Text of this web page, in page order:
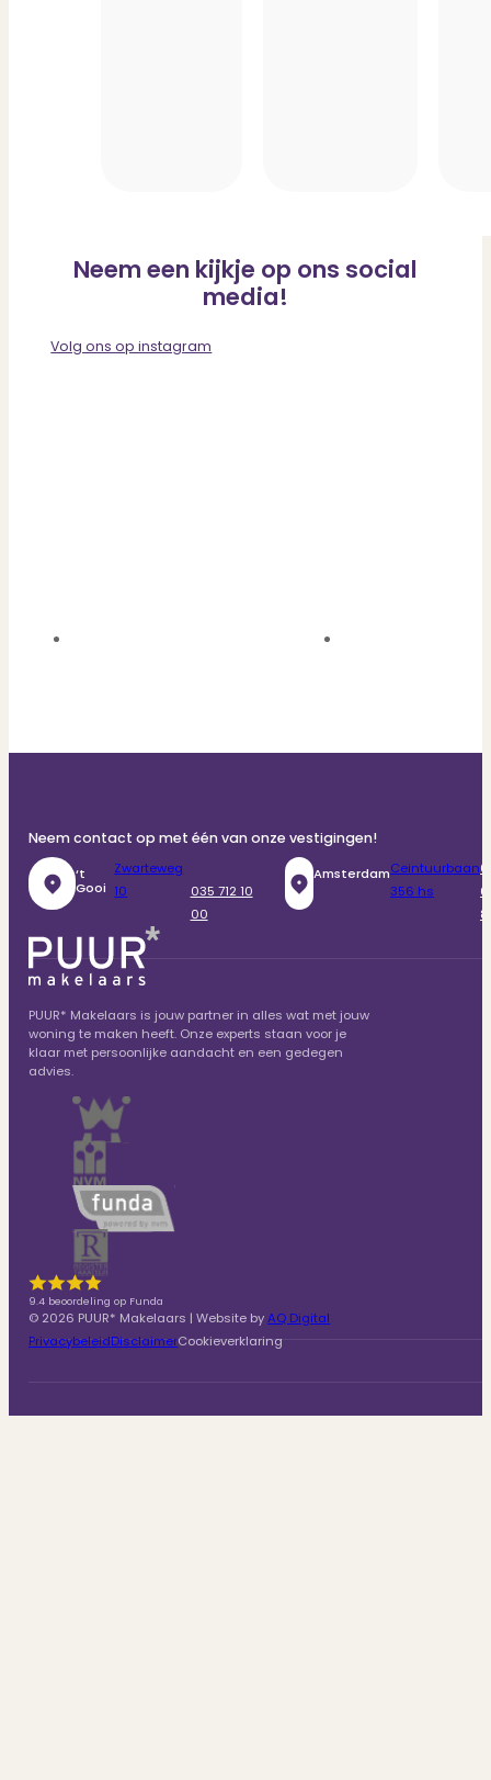
Neem een kijkje op ons social
media!
Volg ons op instagram
Neem contact op met één van onze vestigingen!
‘t
Gooi
Zwarteweg
10
035 712 10
00
AmsterdamCeintuurbaan
356 hs
PUUR* Makelaars is jouw partner in alles wat met jouw
woning te maken heeft. Onze experts staan voor je
klaar met persoonlijke aandacht en een gedegen
advies.
9.4 beoordeling op Funda
© 2026 PUUR* Makelaars | Website byAQ Digital
PrivacybeleidDisclaimerCookieverklaring